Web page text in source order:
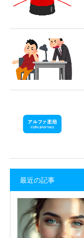
最近の記事